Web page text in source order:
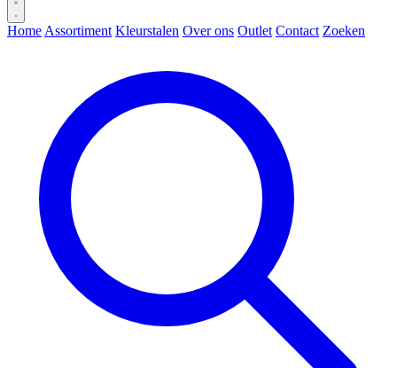
Home Assortiment Kleurstalen Over ons Outlet Contact Zoeken